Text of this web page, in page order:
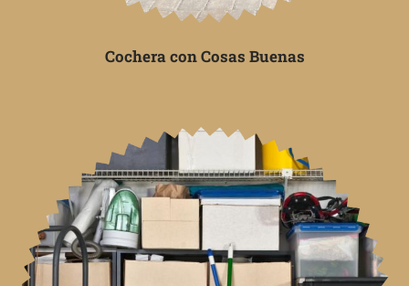
Cochera con Cosas Buenas